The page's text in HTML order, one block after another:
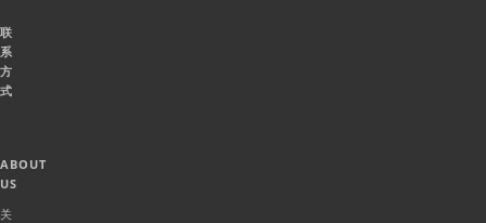
联
系
方
式
ABOUT
US
关